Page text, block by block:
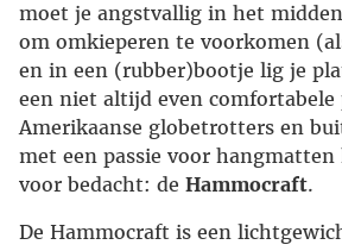
moet je angstvallig in het
om omkieperen te voorkomen
en in een (rubber)bootje lig je
een niet altijd even comfortabele
Amerikaanse globetrotters en
met een passie voor hangmatten
voor bedacht: de Hammocraft.
De Hammocraft is een